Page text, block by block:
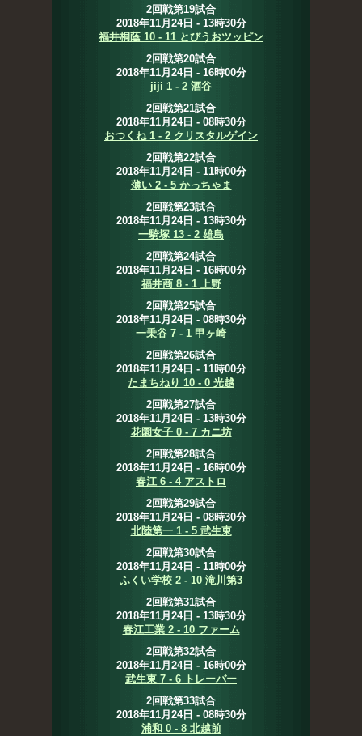
2回戦第19試合
2018年11月24日 - 13時30分
福井桐蔭 10 - 11 とびうおツッピン
2回戦第20試合
2018年11月24日 - 16時00分
jiji 1 - 2 酒谷
2回戦第21試合
2018年11月24日 - 08時30分
おつくね 1 - 2 クリスタルゲイン
2回戦第22試合
2018年11月24日 - 11時00分
薄い 2 - 5 かっちゃま
2回戦第23試合
2018年11月24日 - 13時30分
一騎塚 13 - 2 雄島
2回戦第24試合
2018年11月24日 - 16時00分
福井商 8 - 1 上野
2回戦第25試合
2018年11月24日 - 08時30分
一乗谷 7 - 1 甲ヶ崎
2回戦第26試合
2018年11月24日 - 11時00分
たまちねり 10 - 0 光越
2回戦第27試合
2018年11月24日 - 13時30分
花園女子 0 - 7 カニ坊
2回戦第28試合
2018年11月24日 - 16時00分
春江 6 - 4 アストロ
2回戦第29試合
2018年11月24日 - 08時30分
北陸第一 1 - 5 武生東
2回戦第30試合
2018年11月24日 - 11時00分
ふくい学校 2 - 10 滝川第3
2回戦第31試合
2018年11月24日 - 13時30分
春江工業 2 - 10 ファーム
2回戦第32試合
2018年11月24日 - 16時00分
武生東 7 - 6 トレーバー
2回戦第33試合
2018年11月24日 - 08時30分
浦和 0 - 8 北越前